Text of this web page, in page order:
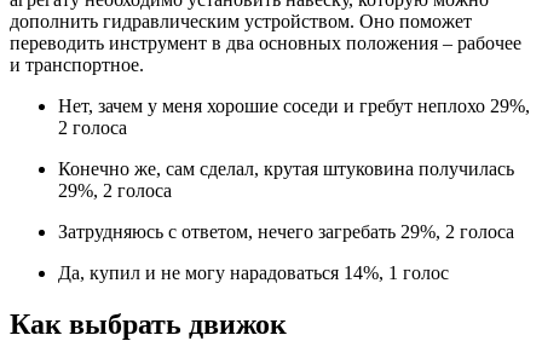
дополнить гидравлическим устройством. Оно поможет
переводить инструмент в два основных положения – рабочее
и транспортное.
Нет, зачем у меня хорошие соседи и гребут неплохо 29%,
2 голоса
Конечно же, сам сделал, крутая штуковина получилась
29%, 2 голоса
Затрудняюсь с ответом, нечего загребать 29%, 2 голоса
Да, купил и не могу нарадоваться 14%, 1 голос
Как выбрать движок